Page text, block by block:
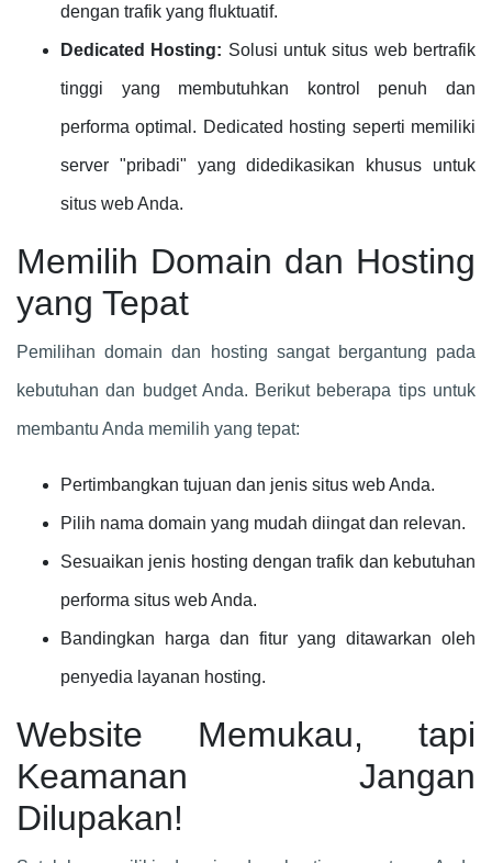
dengan trafik yang fluktuatif.
Dedicated Hosting: Solusi untuk situs web bertrafik
tinggi yang membutuhkan kontrol penuh dan
performa optimal. Dedicated hosting seperti memiliki
server "pribadi" yang didedikasikan khusus untuk
situs web Anda.
Memilih Domain dan Hosting
yang Tepat
Pemilihan domain dan hosting sangat bergantung pada
kebutuhan dan budget Anda. Berikut beberapa tips untuk
membantu Anda memilih yang tepat:
Pertimbangkan tujuan dan jenis situs web Anda.
Pilih nama domain yang mudah diingat dan relevan.
Sesuaikan jenis hosting dengan trafik dan kebutuhan
performa situs web Anda.
Bandingkan harga dan fitur yang ditawarkan oleh
penyedia layanan hosting.
Website Memukau, tapi
Keamanan Jangan
Dilupakan!